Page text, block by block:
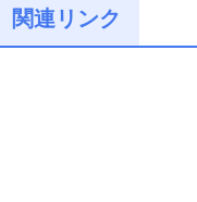
関連リンク